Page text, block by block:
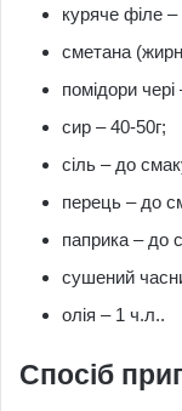
куряче філе –
сметана
помідори чері
сир – 40-50г;
сіль – до
перець – до
паприка – до
сушений
олія – 1 ч.л..
Спосіб